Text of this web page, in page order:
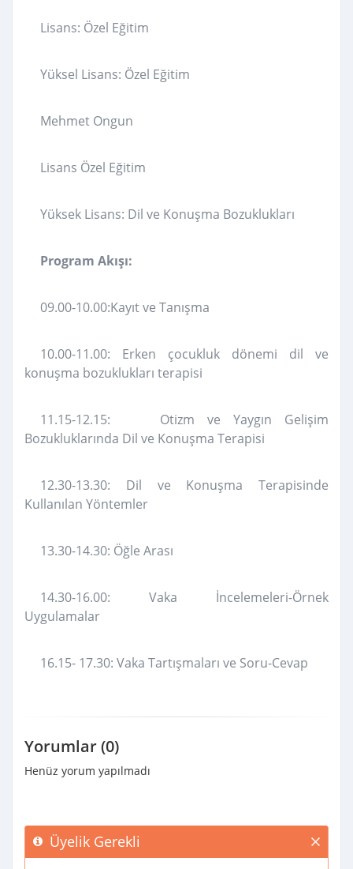
Lisans: Özel Eğitim
Yüksel Lisans: Özel Eğitim
Mehmet Ongun
Lisans Özel Eğitim
Yüksek Lisans: Dil ve Konuşma Bozuklukları
Program Akışı:
09.00-10.00:Kayıt ve Tanışma
10.00-11.00: Erken çocukluk dönemi dil ve
konuşma bozuklukları terapisi
11.15-12.15: Otizm ve Yaygın Gelişim
Bozukluklarında Dil ve Konuşma Terapisi
12.30-13.30: Dil ve Konuşma Terapisinde
Kullanılan Yöntemler
13.30-14.30: Öğle Arası
14.30-16.00: Vaka İncelemeleri-Örnek
Uygulamalar
16.15- 17.30: Vaka Tartışmaları ve Soru-Cevap
Yorumlar (0)
Henüz yorum yapılmadı
Üyelik Gerekli